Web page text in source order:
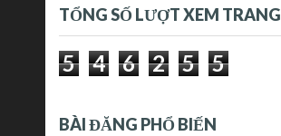
TỔNG SỐ LƯỢT XEM TRANG
5 4 6 2 5 5
BÀI ĐĂNG PHỔ BIẾN